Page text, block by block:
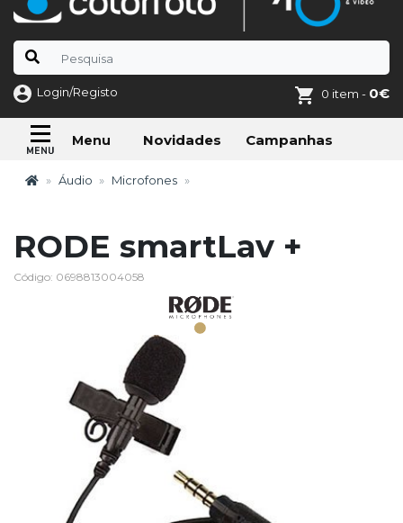
Login/Registo 0 item - 0€
Menu Novidades Campanhas
Áudio Microfones
RODE smartLav +
Código: 0698813004058